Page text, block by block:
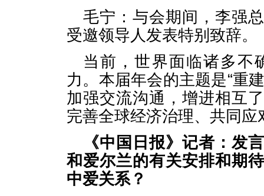
毛宁：与会期间，李强
受邀领导人发表特别致辞。
当前，世界面临诸多不
力。本届年会的主题是“重
加强交流沟通，增进相互
完善全球经济治理、共同
《中国日报》记者：发
和爱尔兰的有关安排和期
中爱关系？